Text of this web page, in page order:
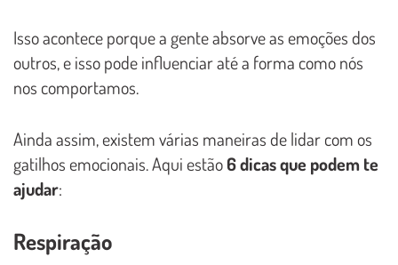
Isso acontece porque a gente absorve as emoções dos
outros, e isso pode influenciar até a forma como nós
nos comportamos.
Ainda assim, existem várias maneiras de lidar com os
gatilhos emocionais. Aqui estão6 dicas que podem te
ajudar:
Respiração